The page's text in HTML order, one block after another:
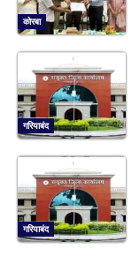
कोरबा
गरियाबंद
गरियाबंद